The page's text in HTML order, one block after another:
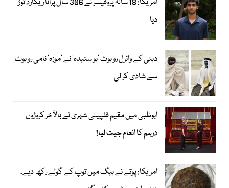
امریکا: 18 سالہ پروفیسر نے 306 سال پرانا ریکارڈ توڑ
دیا
دبئی کے وائرل روبوٹ ’بو سنیدہ‘ نے ’موزہ‘ نامی روبوٹ
سے شادی کر لی
ابوظبی میں مقیم فلپینی شہری نے بالآخر کروڑوں
درہم کا انعام جیت لیا!
امریکا: پوتے نے بیگ میں توپ کے گولے رکھ دیے،